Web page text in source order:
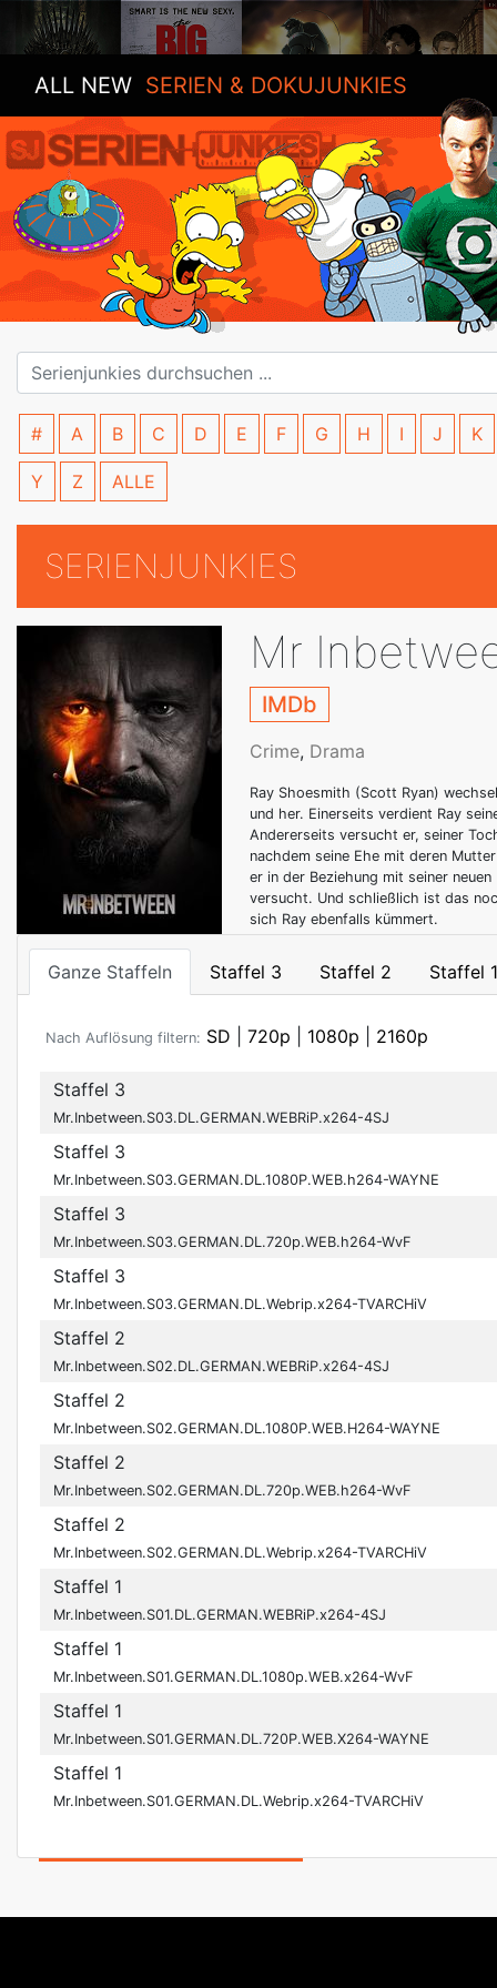
ALL NEW SERIEN & DOKUJUNKIES
# A B C D E F G H I J K
Y Z ALLE
SERIENJUNKIES
Mr
IMDb
Crime, Drama
Ray Shoesmith (Scott Ryan)
und her. Einerseits verdient Ray
Andererseits versucht er, seiner
nachdem seine Ehe mit deren
er in der Beziehung mit seiner
versucht. Und schließlich ist das
sich Ray ebenfalls kümmert.
Ganze Staffeln Staffel 3 Staffel 2 Staffel 1
Nach Auflösung filtern: SD 720p 1080p 2160p
Staffel 3
Mr.Inbetween.S03.DL.GERMAN.WEBRiP.x264-4SJ
Staffel 3
Mr.Inbetween.S03.GERMAN.DL.1080P.WEB.h264-WAYNE
Staffel 3
Mr.Inbetween.S03.GERMAN.DL.720p.WEB.h264-WvF
Staffel 3
Mr.Inbetween.S03.GERMAN.DL.Webrip.x264-TVARCHiV
Staffel 2
Mr.Inbetween.S02.DL.GERMAN.WEBRiP.x264-4SJ
Staffel 2
Mr.Inbetween.S02.GERMAN.DL.1080P.WEB.H264-WAYNE
Staffel 2
Mr.Inbetween.S02.GERMAN.DL.720p.WEB.h264-WvF
Staffel 2
Mr.Inbetween.S02.GERMAN.DL.Webrip.x264-TVARCHiV
Staffel 1
Mr.Inbetween.S01.DL.GERMAN.WEBRiP.x264-4SJ
Staffel 1
Mr.Inbetween.S01.GERMAN.DL.1080p.WEB.x264-WvF
Staffel 1
Mr.Inbetween.S01.GERMAN.DL.720P.WEB.X264-WAYNE
Staffel 1
Mr.Inbetween.S01.GERMAN.DL.Webrip.x264-TVARCHiV